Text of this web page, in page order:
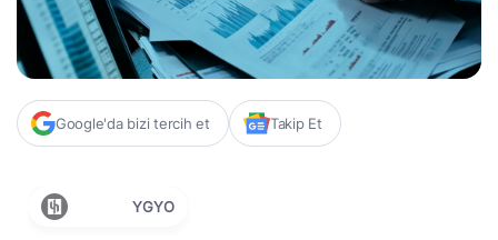
Google'da bizi tercih et Takip Et
YGYO